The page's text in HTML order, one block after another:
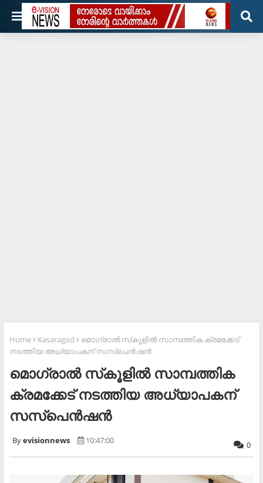
Home Kasaragod
മൊഗ്രാല്‍ സ്‌കൂളില്‍ സാമ്പത്തിക ക്രമക്കേട്
നടത്തിയ അധ്യാപകന് സസ്‌പെന്‍ഷന്‍
മൊഗ്രാല്‍ സ്‌കൂളില്‍ സാമ്പത്തിക
ക്രമക്കേട് നടത്തിയ അധ്യാപകന്
സസ്‌പെന്‍ഷന്‍
evisionnews 10:47:00 0